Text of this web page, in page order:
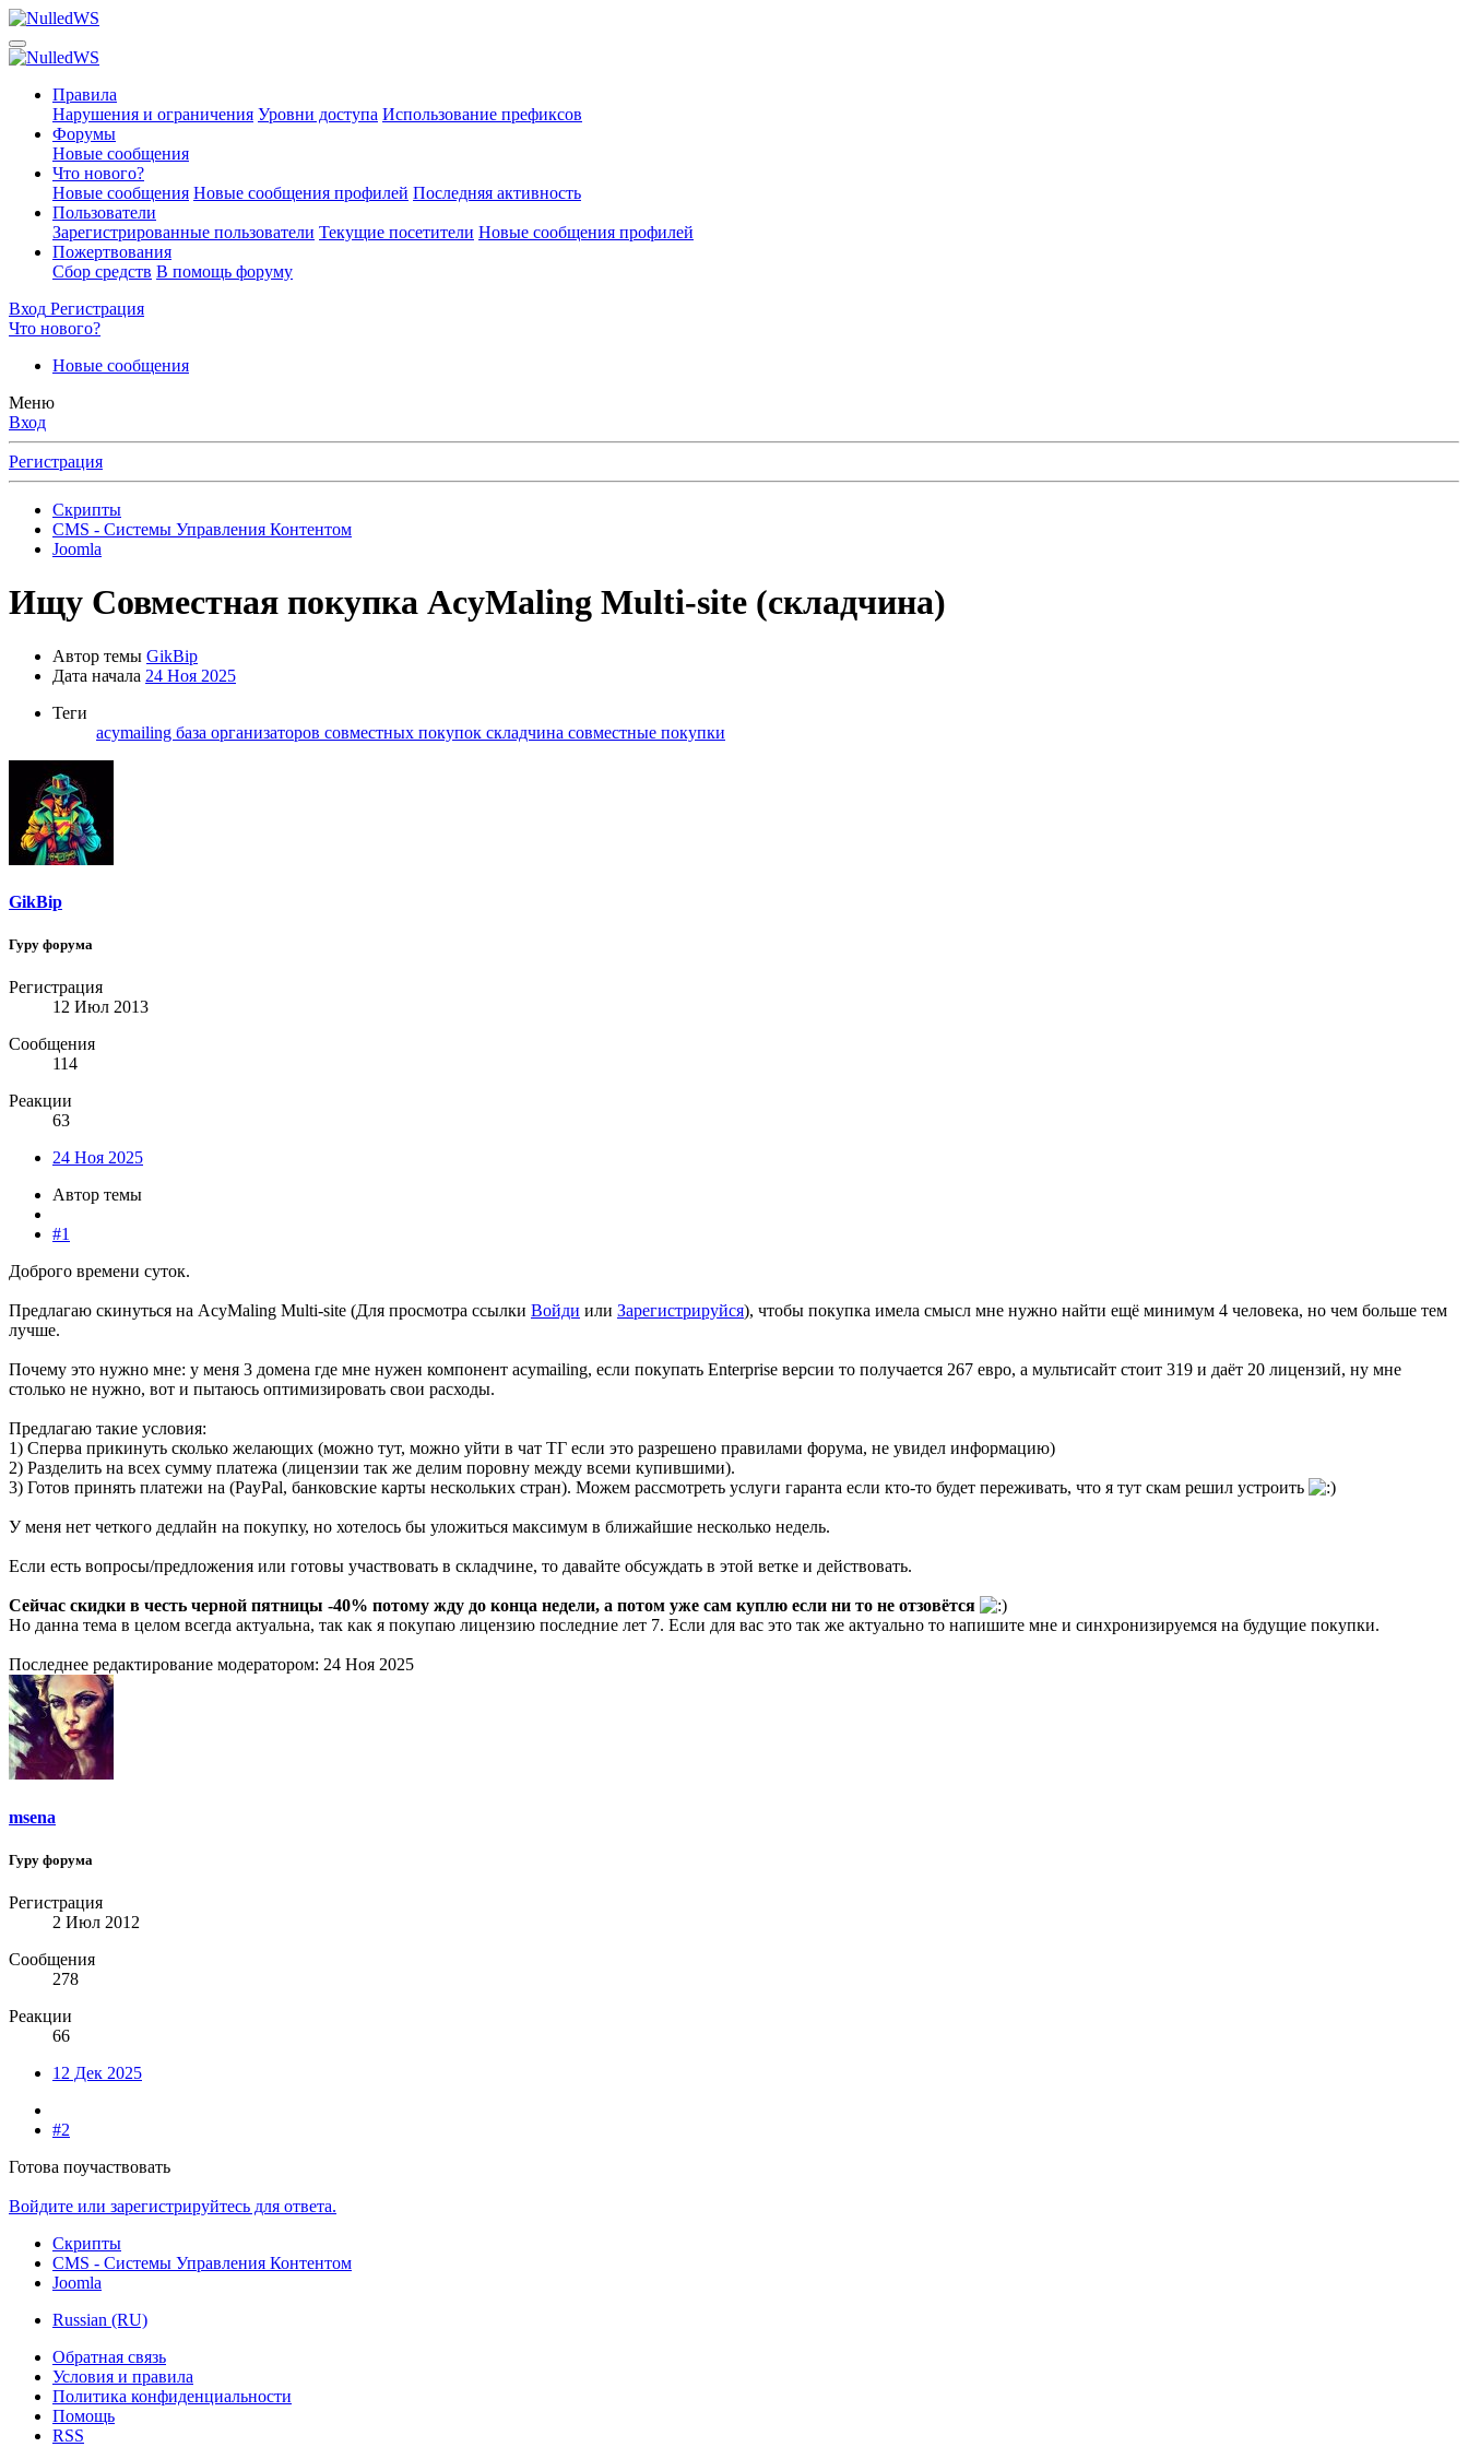
Правила
Нарушения и ограничения Уровни доступа Использование префиксов
Форумы
Новые сообщения
Что нового?
Новые сообщения Новые сообщения профилей Последняя активность
Пользователи
Зарегистрированные пользователи Текущие посетители Новые сообщения профилей
Пожертвования
Сбор средств В помощь форуму
Вход Регистрация
Что нового?
Новые сообщения
Меню
Вход
Регистрация
Скрипты
CMS - Системы Управления Контентом
Joomla
Ищу Совместная покупка AcyMaling Multi-site (складчина)
Автор темы GikBip
Дата начала 24 Ноя 2025
Теги
acymailing база организаторов совместных покупок складчина совместные покупки
GikBip
Гуру форума
Регистрация
12 Июл 2013
Сообщения
114
Реакции
63
24 Ноя 2025
Автор темы
#1
Доброго времени суток.
Предлагаю скинуться на AcyMaling Multi-site (Для просмотра ссылки Войди или Зарегистрируйся), чтобы покупка имела смысл мне нужно найти ещё минимум 4 человека, но чем больше тем
лучше.
Почему это нужно мне: у меня 3 домена где мне нужен компонент acymailing, если покупать Enterprise версии то получается 267 евро, а мультисайт стоит 319 и даёт 20 лицензий, ну мне
столько не нужно, вот и пытаюсь оптимизировать свои расходы.
Предлагаю такие условия:
1) Сперва прикинуть сколько желающих (можно тут, можно уйти в чат ТГ если это разрешено правилами форума, не увидел информацию)
2) Разделить на всех сумму платежа (лицензии так же делим поровну между всеми купившими).
3) Готов принять платежи на (PayPal, банковские карты нескольких стран). Можем рассмотреть услуги гаранта если кто-то будет переживать, что я тут скам решил устроить
У меня нет четкого дедлайн на покупку, но хотелось бы уложиться максимум в ближайшие несколько недель.
Если есть вопросы/предложения или готовы участвовать в складчине, то давайте обсуждать в этой ветке и действовать.
Сейчас скидки в честь черной пятницы -40% потому жду до конца недели, а потом уже сам куплю если ни то не отзовётся
Но данна тема в целом всегда актуальна, так как я покупаю лицензию последние лет 7. Если для вас это так же актуально то напишите мне и синхронизируемся на будущие покупки.
Последнее редактирование модератором: 24 Ноя 2025
msena
Гуру форума
Регистрация
2 Июл 2012
Сообщения
278
Реакции
66
12 Дек 2025
#2
Готова поучаствовать
Войдите или зарегистрируйтесь для ответа.
Скрипты
CMS - Системы Управления Контентом
Joomla
Russian (RU)
Обратная связь
Условия и правила
Политика конфиденциальности
Помощь
RSS